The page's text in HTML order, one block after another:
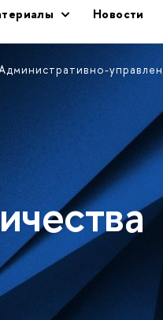
Новости